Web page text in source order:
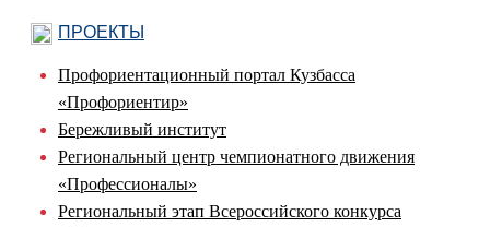
ПРОЕКТЫ
Профориентационный портал Кузбасса
«Профориентир»
Бережливый институт
Региональный центр чемпионатного движения
«Профессионалы»
Региональный этап Всероссийского конкурса